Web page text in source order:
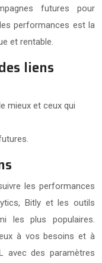
futures pour
performances est la
et rentable.
liens
mieux et ceux qui
les performances
Bitly et les outils
les plus populaires.
à vos besoins et à
avec des paramètres